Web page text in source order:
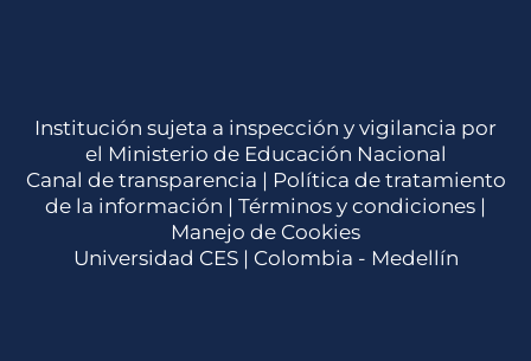
Institución sujeta a inspección y vigilancia por
el Ministerio de Educación Nacional
Canal de transparencia | Política de tratamiento
de la información | Términos y condiciones |
Manejo de Cookies
Universidad CES | Colombia - Medellín